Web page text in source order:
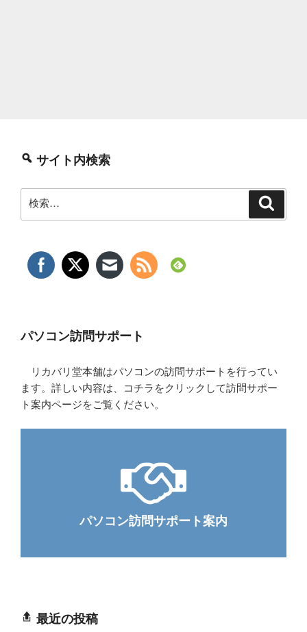
サイト内検索
パソコン訪問サポート
リカバリ堂本舗はパソコンの訪問サポートを行ってい
ます。詳しい内容は、コチラをクリックして訪問サポー
ト案内ページをご覧ください。
パソコン訪問サポート案内
最近の投稿